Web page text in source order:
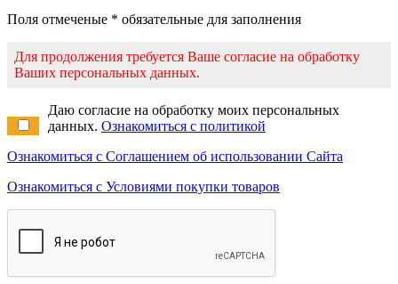
Поля отмеченые * обязательные для заполнения
Для продолжения требуется Ваше согласие на обработку
Ваших персональных данных.
Даю согласие на обработку моих персональных
данных. Ознакомиться с политикой
Ознакомиться с Соглашением об использовании Сайта
Ознакомиться с Условиями покупки товаров